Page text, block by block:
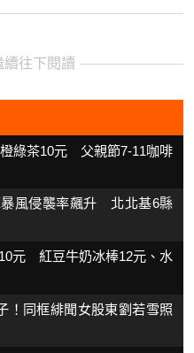
續往下閱讀
綠茶10元 父親節7-11咖啡
暴風侵襲率飆升 北北基6縣
元 紅豆牛奶冰棒12元、水
！同框緋聞女股東劉若雪照